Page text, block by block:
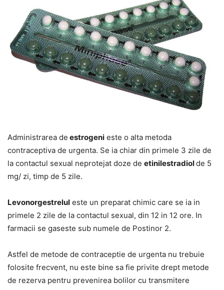
Administrarea de estrogeni este o alta metoda
contraceptiva de urgenta. Se ia chiar din primele 3 zile de
la contactul sexual neprotejat doze de etinilestradiolde 5
mg/ zi, timp de 5 zile.
Levonorgestrelul este un preparat chimic care se ia in
primele 2 zile de la contactul sexual, din 12 in 12 ore. In
farmacii se gaseste sub numele de Postinor 2.
Astfel de metode de contraceptie de urgenta nu trebuie
folosite frecvent, nu este bine sa fie privite drept metode
de rezerva pentru prevenirea bolilor cu transmitere